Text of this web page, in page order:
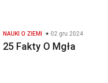
NAUKI O ZIEMI 02 gru 2024
25 Fakty O Mgła